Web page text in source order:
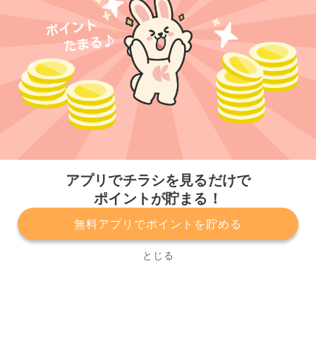
アプリでチラシを見るだけで
ポイントが貯まる！
無料アプリでポイントを貯める
とじる
プライバシーポリシー 利用規約
運営会社
サービスに関してのお問い合わせ